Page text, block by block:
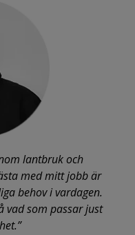
lantbruk och
med mitt jobb är
behov i vardagen.
vad som passar just